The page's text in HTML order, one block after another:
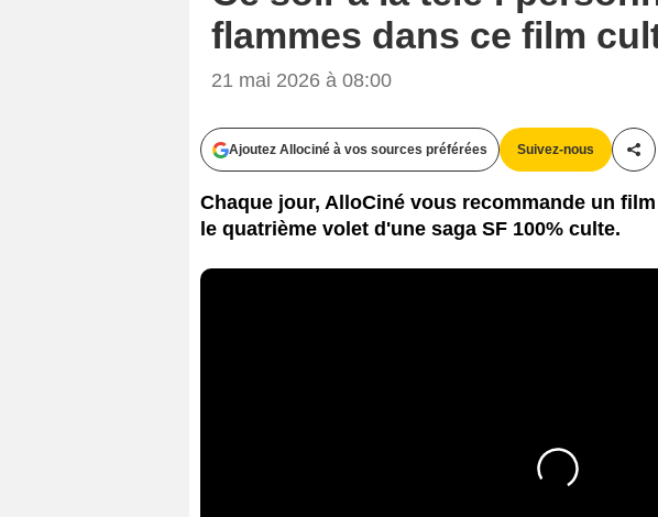
flammes dans ce film
21 mai 2026 à 08:00
Ajoutez Allociné à vos sources préférées Suivez-nous
Chaque jour, AlloCiné vous recommande un
le quatrième volet d'une saga SF 100% culte.